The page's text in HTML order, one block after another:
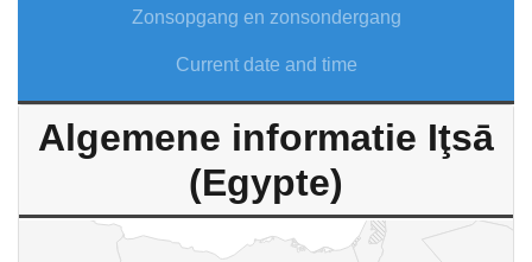
Zonsopgang en zonsondergang
Current date and time
Algemene informatie Iţsā
(Egypte)